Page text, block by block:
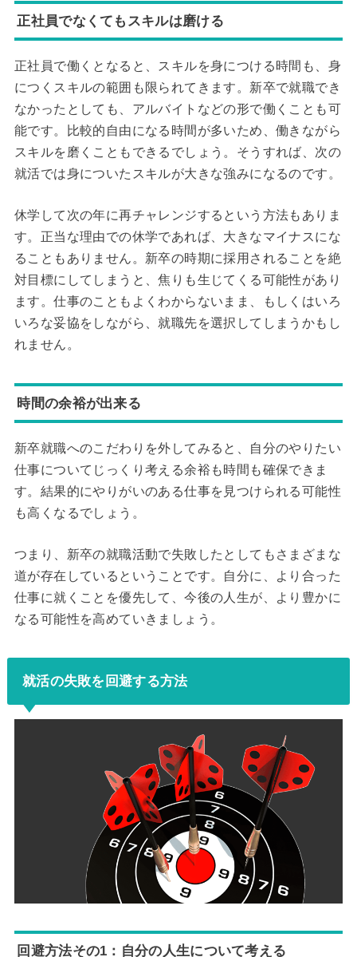
正社員でなくてもスキルは磨ける
正社員で働くとなると、スキルを身につける時間も、身
につくスキルの範囲も限られてきます。新卒で就職でき
なかったとしても、アルバイトなどの形で働くことも可
能です。比較的自由になる時間が多いため、働きながら
スキルを磨くこともできるでしょう。そうすれば、次の
就活では身についたスキルが大きな強みになるのです。
休学して次の年に再チャレンジするという方法もありま
す。正当な理由での休学であれば、大きなマイナスにな
ることもありません。新卒の時期に採用されることを絶
対目標にしてしまうと、焦りも生じてくる可能性があり
ます。仕事のこともよくわからないまま、もしくはいろ
いろな妥協をしながら、就職先を選択してしまうかもし
れません。
時間の余裕が出来る
新卒就職へのこだわりを外してみると、自分のやりたい
仕事についてじっくり考える余裕も時間も確保できま
す。結果的にやりがいのある仕事を見つけられる可能性
も高くなるでしょう。
つまり、新卒の就職活動で失敗したとしてもさまざまな
道が存在しているということです。自分に、より合った
仕事に就くことを優先して、今後の人生が、より豊かに
なる可能性を高めていきましょう。
就活の失敗を回避する方法
回避方法その1：自分の人生について考える